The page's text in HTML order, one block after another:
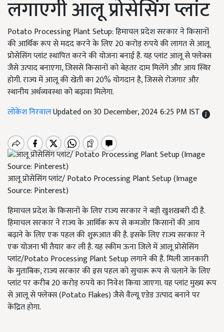
लगाएगी आलू प्रोसेसिंग प्लांट
Potato Processing Plant Setup: हिमाचल प्रदेश सरकार ने किसानों
की आर्थिक रूप से मदद करने के लिए 20 करोड़ रुपये की लागत से आलू
प्रोसेसिंग प्लांट स्थापित करने की योजना बनाई है. यह प्लांट आलू से फ्लेक्स
जैसे उत्पाद बनाएगा, जिससे किसानों को बेहतर दाम मिलेंगे और आय स्थिर
होगी. राज्य में आलू की खेती का 20% योगदान है, जिससे रोजगार और
स्थानीय अर्थव्यवस्था को बढ़ावा मिलेगा.
लोकेश निरवालUpdated on 30 December, 2024 6:25 PM IST
आलू प्रोसेसिंग प्लांट/ Potato Processing Plant Setup (Image
Source: Pinterest)
हिमाचल प्रदेश के किसानों के लिए राज्य सरकार ने बड़ी खुशखबरी दी है.
हिमाचल सरकार ने राज्य के आर्थिक रूप से कमजोर किसानों की आय
बढ़ाने के लिए एक पहल की शुरूआत की है. इसके लिए राज्य सरकार ने
एक योजना भी तैयार कर ली है. यह स्कीम ऊना जिले में आलू प्रोसेसिंग
प्लांट/Potato Processing Plant Setup लगाने की है. मिली जानकारी
के मुताबिक, राज्य सरकार की इस पहल को सुचारू रूप से चलाने के लिए
प्लांट पर करीब 20 करोड़ रुपये का निवेश किया जाएगा. यह प्लांट मुख्य रूप
से आलू से फ्लेक्स (Potato Flakes) जैसे वैल्यू एडेड उत्पाद बनाने पर
केंद्रित होगा.